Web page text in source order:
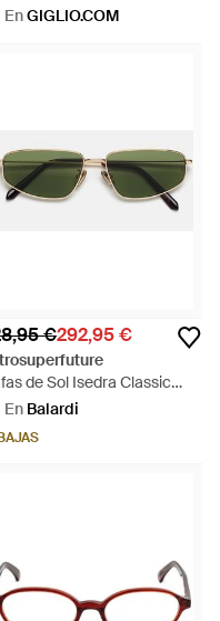
Con Montura Ovalada
EnGIGLIO.COM
€292,95 €
de Sol Isedra Classic
Oro/Verde Unisex - Verde
En Balardi